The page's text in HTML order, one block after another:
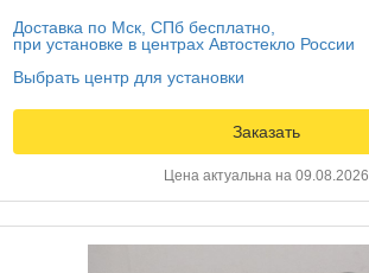
Доставка по Мск, СПб бесплатно,
при установке в центрах Автостекло России
Выбрать центр для установки
Заказать
Цена актуальна на 09.08.2026